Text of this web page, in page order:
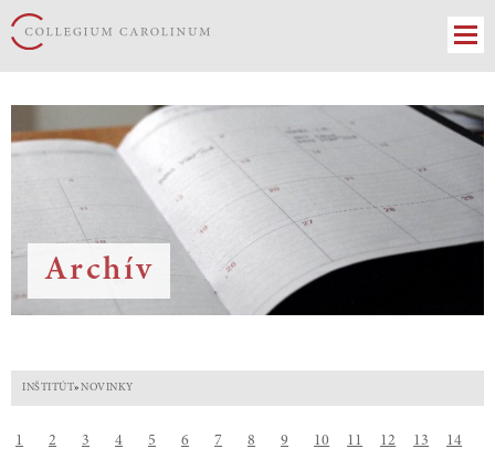
Archív
INŠTITÚT» NOVINKY
1 2 3 4 5 6 7 8 9 10 11 12 13 14